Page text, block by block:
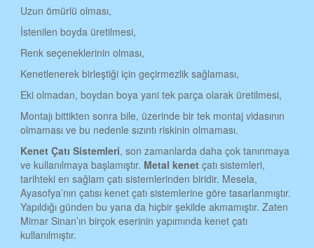
MANİSA KENET ÇATI
KAHRAMANMARAŞ KENET ÇATI
MARDİN KENET ÇATI
MUĞLA KENET ÇATI
MUŞ KENET ÇATI
NEVŞEHİR KENET ÇATI
NİĞDE KENET ÇATI
ORDU KENET ÇATI
RİZE KENET ÇATI
Uzun ömürlü olması,
İstenilen boyda üretilmesi,
Renk seçeneklerinin olması,
Kenetlenerek birleştiği için geçirmezlik sağlaması,
Eki olmadan, boydan boya yani tek parça olarak üretilmesi,
Montajı bittikten sonra bile, üzerinde bir tek montaj vidasının
olmaması ve bu nedenle sızıntı riskinin olmaması.
KenetÇatıSistemleri, son zamanlarda daha çok tanınmaya
ve kullanılmaya başlamıştır. Metal kenetçatı sistemleri,
tarihteki en sağlam çatı sistemlerinden biridir. Mesela,
Ayasofya’nın çatısı kenet çatı sistemlerine göre tasarlanmıştır.
Yapıldığı günden bu yana da hiçbir şekilde akmamıştır. Zaten
Mimar Sinan’ın birçok eserinin yapımında kenet çatı
kullanılmıştır.